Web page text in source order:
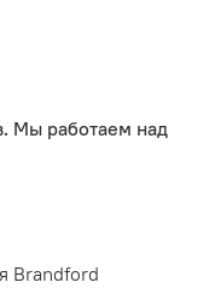
Мы работаем над
Brandford